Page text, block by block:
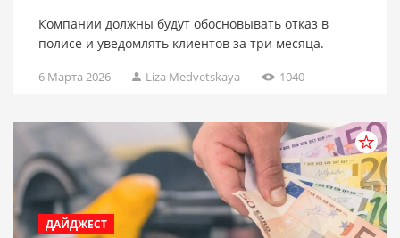
Компании должны будут обосновывать отказ в
полисе и уведомлять клиентов за три месяца.
6 Марта 2026 Liza Medvetskaya 1040
ДАЙДЖЕСТ